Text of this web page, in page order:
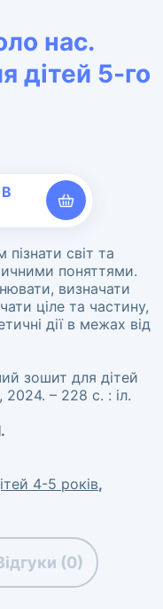
нас.
дітей 5-го
нас.
дітей 5-го
світ та
поняттями.
визначати
ціле та частину,
дії в межах від
зошит для дітей
– 228 с. : іл.
4-5 років,
(0)